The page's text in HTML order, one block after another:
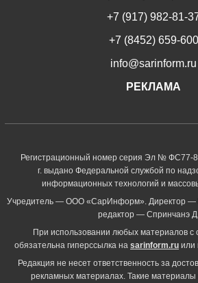
+7 (917) 982-81-
+7 (8452) 659-600
info@sarinform.ru
РЕКЛАМА
Регистрационный номер серия Эл № ФС77-
г. выдано Федеральной службой по
информационных технологий и
Учредитель — ООО «СарИнформ». Директор —
редактор — Спринчанэ
При использовании любых материалов
обязательна гиперссылка на sarinform.ru или
Редакция не несет ответственность за
рекламных материалах. Такие материалы